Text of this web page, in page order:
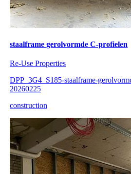
staalframe gerolvormde C-profielen
Re-Use Properties
DPP_3G4_S185-staalframe-
20260225
construction